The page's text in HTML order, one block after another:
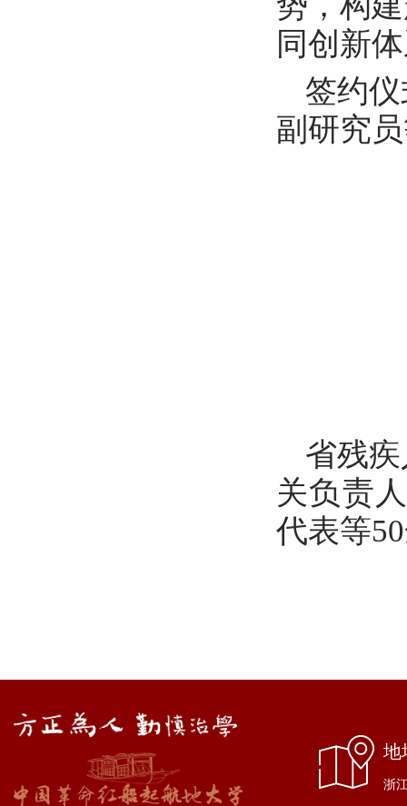
同创新
签约
副研究
省残
关负责
代表等
地
浙